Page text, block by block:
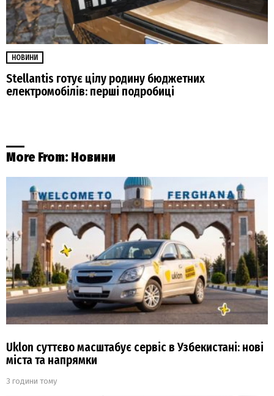
НОВИНИ
Stellantis готує цілу родину бюджетних
електромобілів: перші подробиці
More From: Новини
Uklon суттєво масштабує сервіс в Узбекистані: нові
міста та напрямки
3 години тому